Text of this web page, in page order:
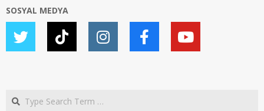
SOSYAL MEDYA
Search